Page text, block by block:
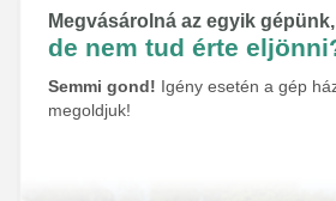
Megvásárolná az egyik gépünk,
de nem tud érte
Semmi gond! Igény esetén a gép
megoldjuk!